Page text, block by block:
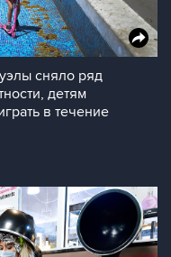
сняло ряд
детям
в течение